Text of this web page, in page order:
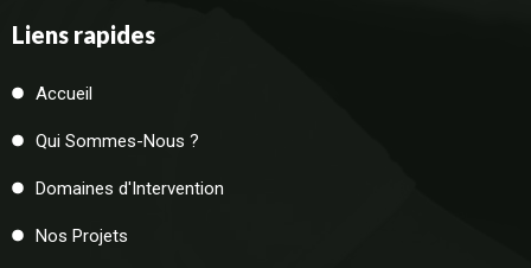
Liens rapides
Accueil
Qui Sommes-Nous ?
Domaines d'Intervention
Nos Projets